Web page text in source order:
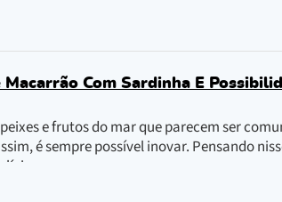
Macarrão Com Sardinha E
e frutos do mar que parecem ser
é sempre possível inovar. Pensando